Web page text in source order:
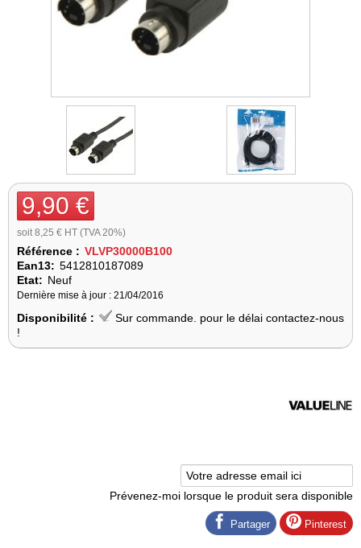
9,90 €
soit 8,25 € HT (TVA 20%)
Référence : VLVP30000B100
Ean13: 5412810187089
Etat: Neuf
Dernière mise à jour : 21/04/2016
Disponibilité :
Sur commande. pour le délai contactez-nous
!
Prévenez-moi lorsque le produit sera disponible
Partager Pinterest